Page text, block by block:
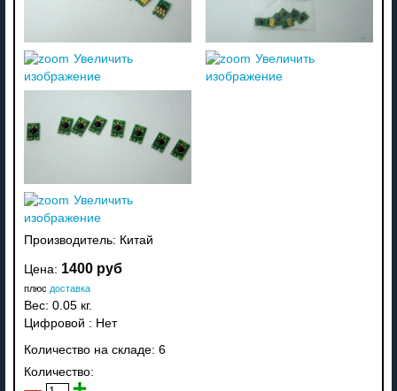
Увеличить
изображение
Увеличить
изображение
Увеличить
изображение
Производитель: Китай
Цена: 1400 руб
плюс доставка
Вес: 0.05 кг.
Цифровой : Нет
Количество на складе: 6
Количество: